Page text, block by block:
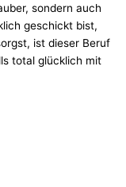
sondern auch
geschickt bist,
ist dieser Beruf
total glücklich mit